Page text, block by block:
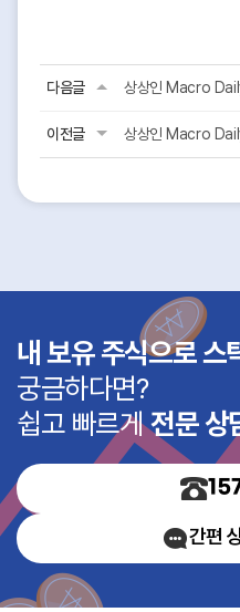
다음글 상상인 Macro
이전글 상상인 Macro
내 보유 주식으로 스
궁금하다면?
쉽고 빠르게전문 상
간편